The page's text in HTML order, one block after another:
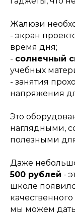
Жалюзи
- экран
время дня;
- солнечный
учебных
- занятия
напряжения
Это
наглядными,
полезными
Даже
500 рублей -
школе
мы можем